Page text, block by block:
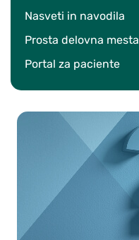
Nasveti in navodila
Prosta delovna mesta
Portal za paciente